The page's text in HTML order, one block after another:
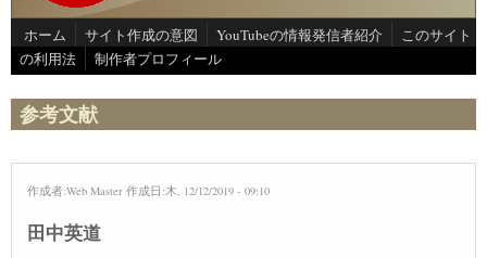
ホーム サイト作成の意図 YouTubeの情報発信者紹介
このサイト
の利用法
制作者プロフィール
参考文献
作成者:Web Master 作成日:木, 12/12/2019 - 09:10
田中英道